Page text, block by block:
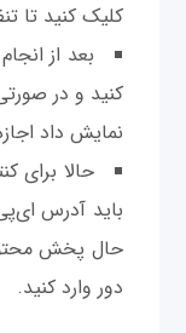
کلیک کنید تا
کنید و در
نمایش داد
حالا برای
باید آدرس
دور وارد کنید.